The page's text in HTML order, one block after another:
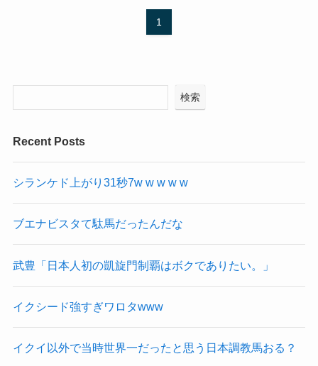
1
検索
Recent Posts
シランケド上がり31秒7w w w w w
ブエナビスタて駄馬だったんだな
武豊「日本人初の凱旋門制覇はボクでありたい。」
イクシード強すぎワロタwww
イクイ以外で当時世界一だったと思う日本調教馬おる？